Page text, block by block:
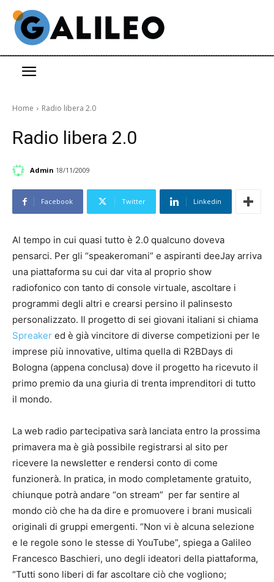
Home Radio libera 2.0
Radio libera 2.0
Admin 18/11/2009
Facebook Twitter Linkedin
Al tempo in cui quasi tutto è 2.0 qualcuno doveva
pensarci. Per gli “speakeromani” e aspiranti deeJay arriva
una piattaforma su cui dar vita al proprio show
radiofonico con tanto di console virtuale, ascoltare i
programmi degli altri e crearsi persino il palinsesto
personalizzato. Il progetto di sei giovani italiani si chiama
Spreaker ed è già vincitore di diverse competizioni per le
imprese più innovative, ultima quella di R2BDays di
Bologna (appena conclusa) dove il progetto ha ricevuto il
primo premio da una giuria di trenta imprenditori di tutto
il mondo.
La web radio partecipativa sarà lanciata entro la prossima
primavera ma è già possibile registrarsi al sito per
ricevere la newsletter e rendersi conto di come
funzionerà. In pratica, in modo completamente gratuito,
chiunque potrà andare “on stream” per far sentire al
mondo ciò che ha da dire e promuovere i brani musicali
originali di gruppi emergenti. “Non vi è alcuna selezione
e le regole sono le stesse di YouTube”, spiega a Galileo
Francesco Baschieri, uno degli ideatori della piattaforma,
“Tutti sono liberi di far ascoltare ciò che vogliono;